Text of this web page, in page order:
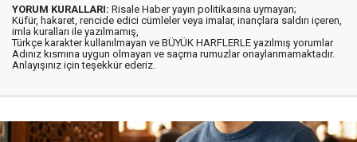
YORUM KURALLARI: Risale Haber yayın politikasına uymayan;
Küfür, hakaret, rencide edici cümleler veya imalar, inançlara saldırı içeren,
imla kuralları ile yazılmamış,
Türkçe karakter kullanılmayan ve BÜYÜK HARFLERLE yazılmış yorumlar
Adınız kısmına uygun olmayan ve saçma rumuzlar onaylanmamaktadır.
Anlayışınız için teşekkür ederiz.